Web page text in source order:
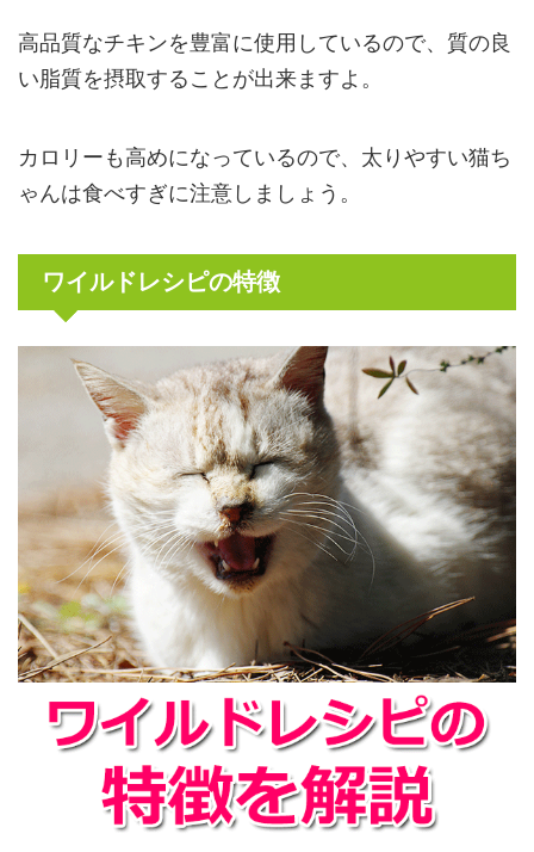
高品質なチキンを豊富に使用しているので、質の良
い脂質を摂取することが出来ますよ。
カロリーも高めになっているので、太りやすい猫ち
ゃんは食べすぎに注意しましょう。
ワイルドレシピの特徴